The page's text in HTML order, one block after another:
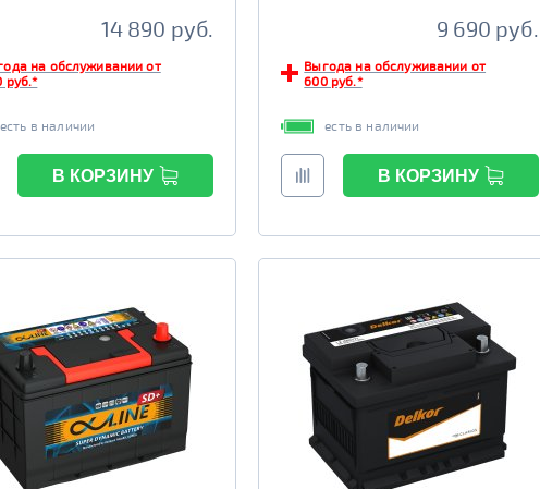
14 890 руб.
на обслуживании от
руб.*
есть в наличии
В КОРЗИНУ
9 690 руб.
Выгода на обслуживании от
600 руб.*
есть в наличии
В КОРЗИНУ